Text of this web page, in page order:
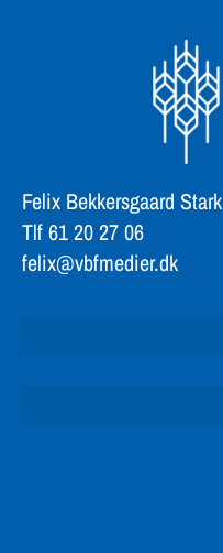
Felix Bekkersgaard Stark
Tlf 61 20 27 06
felix@vbfmedier.dk